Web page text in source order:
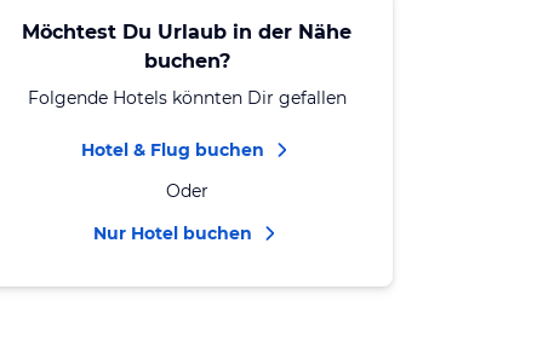
Möchtest Du Urlaub in der Nähe
buchen?
Folgende Hotels könnten Dir gefallen
Hotel & Flug buchen
Oder
Nur Hotel buchen